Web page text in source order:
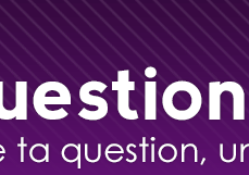
30 personnes viennent de faire un
Il reste 49 places pour étudier en
3 personnes viennent de nous rejoindre
2 personnes viennent de nous rejoindre
3 personnes viennent de nous rejoindre
2 nouvelles musiques dans Torah-